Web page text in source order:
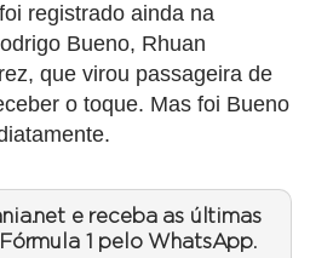
registrado ainda na
Bueno, Rhuan
que virou passageira de
o toque. Mas foi Bueno
e receba as últimas
1 pelo WhatsApp.